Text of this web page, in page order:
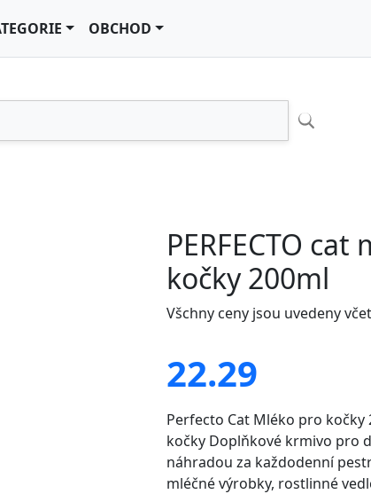
OBCHOD
PERFECTO
kočky 200ml
Všchny ceny jsou uvedeny
22.29
Perfecto Cat Mléko pro
kočky Doplňkové krmivo pro
náhradou za každodenní
mléčné výrobky, rostlinné